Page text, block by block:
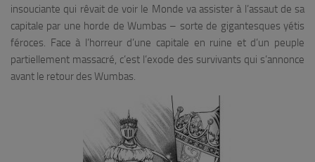
insouciante qui rêvait de voir le Monde va assister à l’assaut de sa
capitale par une horde de Wumbas – sorte de gigantesques yétis
féroces. Face à l’horreur d’une capitale en ruine et d’un peuple
partiellement massacré, c’est l’exode des survivants qui s’annonce
avant le retour des Wumbas.